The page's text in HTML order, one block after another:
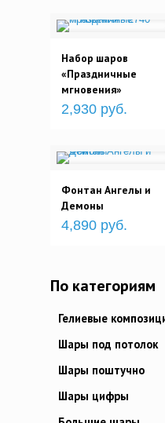
Набор шаров
«Праздничные
мгновения»
2,930 руб.
Фонтан Ангелы и
Демоны
4,890 руб.
По категориям
Гелиевые
Шары под потолок
Шары поштучно
Шары цифры